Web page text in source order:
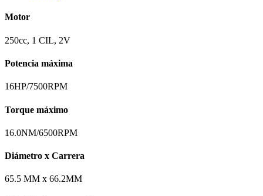
Motor
250cc, 1 CIL, 2V
Potencia máxima
16HP/7500RPM
Torque máximo
16.0NM/6500RPM
Diámetro x Carrera
65.5 MM x 66.2MM